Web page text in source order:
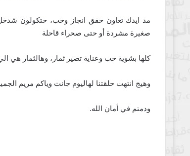
مد ايدك تعاون حقق انجاز وحب،حتكولون
صغيرة مشردة أو حتى صحراء قاحلة
كلها بشوية حب وعناية تصير ثمار، وهالثمار هي
وهيج انتهت حلقتنا لهاليوم جانت وياكم مريم
ودمتم في أمان الله.